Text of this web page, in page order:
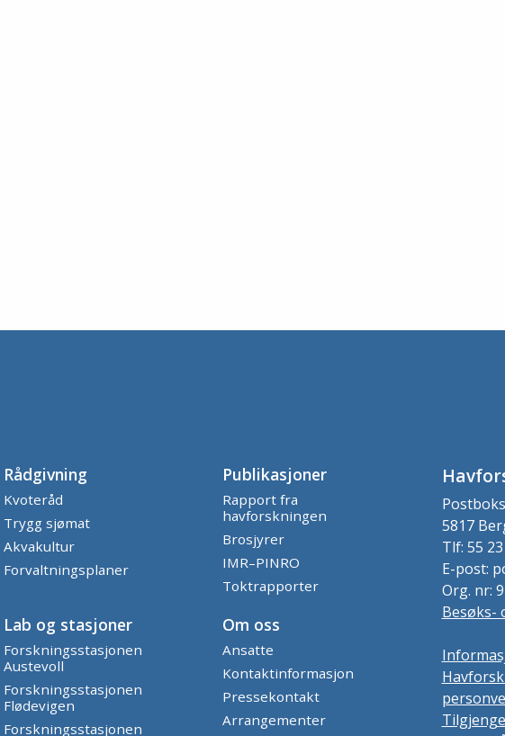
Rådgivning
Kvoteråd
Trygg sjømat
Akvakultur
Forvaltningsplaner
Publikasjoner
Rapport fra
havforskningen
Brosjyrer
IMR–PINRO
Toktrapporter
Lab og stasjoner
Forskningsstasjonen
Austevoll
Forskningsstasjonen
Flødevigen
Forskningsstasjonen
Om oss
Ansatte
Kontaktinformasjon
Pressekontakt
Arrangementer
5817
Tlf: 55
E-post:
Org. nr:
Besøks-